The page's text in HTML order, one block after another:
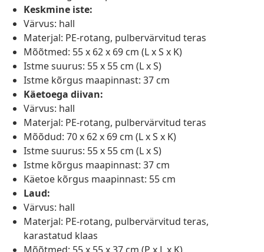
Keskmine iste:
Värvus: hall
Materjal: PE-rotang, pulbervärvitud teras
Mõõtmed: 55 x 62 x 69 cm (L x S x K)
Istme suurus: 55 x 55 cm (L x S)
Istme kõrgus maapinnast: 37 cm
Käetoega diivan:
Värvus: hall
Materjal: PE-rotang, pulbervärvitud teras
Mõõdud: 70 x 62 x 69 cm (L x S x K)
Istme suurus: 55 x 55 cm (L x S)
Istme kõrgus maapinnast: 37 cm
Käetoe kõrgus maapinnast: 55 cm
Laud:
Värvus: hall
Materjal: PE-rotang, pulbervärvitud teras,
karastatud klaas